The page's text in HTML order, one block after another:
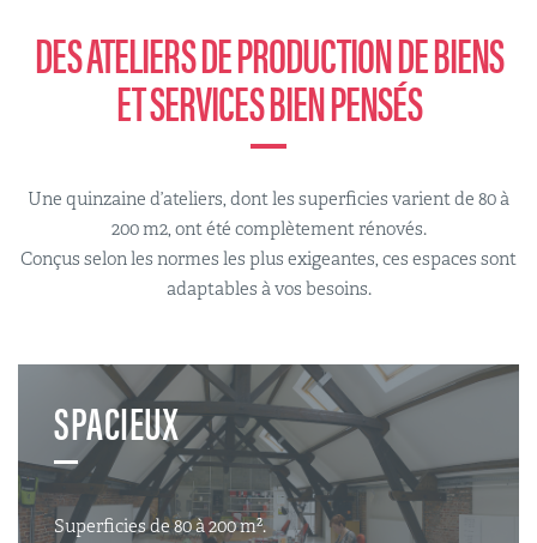
DES ATELIERS DE PRODUCTION DE BIENS
ET SERVICES BIEN PENSÉS
Une quinzaine d’ateliers, dont les superficies varient de 80 à
200 m2, ont été complètement rénovés.
Conçus selon les normes les plus exigeantes, ces espaces sont
adaptables à vos besoins.
SPACIEUX
Superficies de 80 à 200 m².